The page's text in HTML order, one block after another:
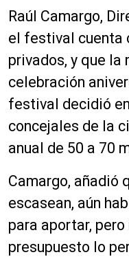
Raúl Camargo,
el festival cuenta
privados, y que
celebración
festival decidió
concejales de la
anual de 50 a 70
Camargo, añadió
escasean, aún
para aportar,
presupuesto lo